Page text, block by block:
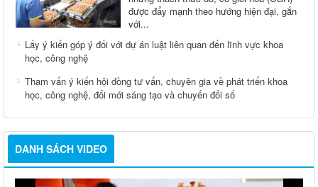
được đẩy mạnh theo hướng hiện đại, gắn
với...
Lấy ý kiến góp ý đối với dự án luật liên quan đến lĩnh vực khoa
học, công nghệ
Tham vấn ý kiến hội đồng tư vấn, chuyên gia về phát triển khoa
học, công nghệ, đổi mới sáng tạo và chuyển đổi số
DANH SÁCH VIDEO